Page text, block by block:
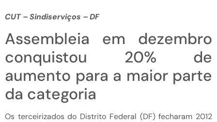
CUT – Sindiserviços – DF
Assembleia em dezembro
conquistou 20% de
aumento para a maior parte
da categoria
Os terceirizados do Distrito Federal (DF) fecharam 2012